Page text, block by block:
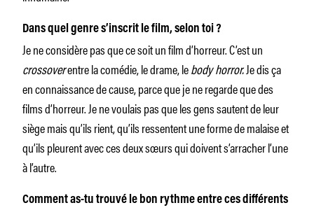
Dans quel genre s’inscrit le film, selon toi ?
Je ne considère pas que ce soit un film d’horreur. C’est un
crossoverentre la comédie, le drame, lebody horror.Je dis ça
en connaissance de cause, parce que je ne regarde que des
films d’horreur. Je ne voulais pas que les gens sautent de leur
siège mais qu’ils rient, qu’ils ressentent une forme de malaise et
qu’ils pleurent avec ces deux sœurs qui doivent s’arracher l’une
à l’autre.
Comment as-tu trouvé le bon rythme entre ces différents